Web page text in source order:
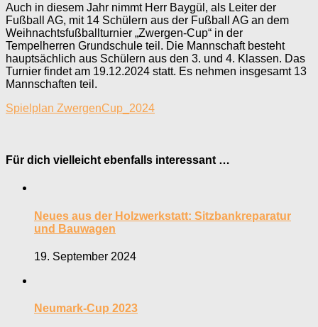
Auch in diesem Jahr nimmt Herr Baygül, als Leiter der
Fußball AG, mit 14 Schülern aus der Fußball AG an dem
Weihnachtsfußballturnier „Zwergen-Cup“ in der
Tempelherren Grundschule teil. Die Mannschaft besteht
hauptsächlich aus Schülern aus den 3. und 4. Klassen. Das
Turnier findet am 19.12.2024 statt. Es nehmen insgesamt 13
Mannschaften teil.
Spielplan ZwergenCup_2024
Für dich vielleicht ebenfalls interessant …
Neues aus der Holzwerkstatt: Sitzbankreparatur
und Bauwagen
19. September 2024
Neumark-Cup 2023